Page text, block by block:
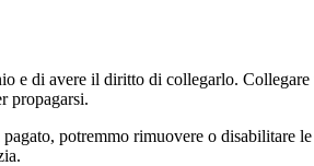
e di avere il diritto di collegarlo.
propagarsi.
potremmo rimuovere o disabilitare